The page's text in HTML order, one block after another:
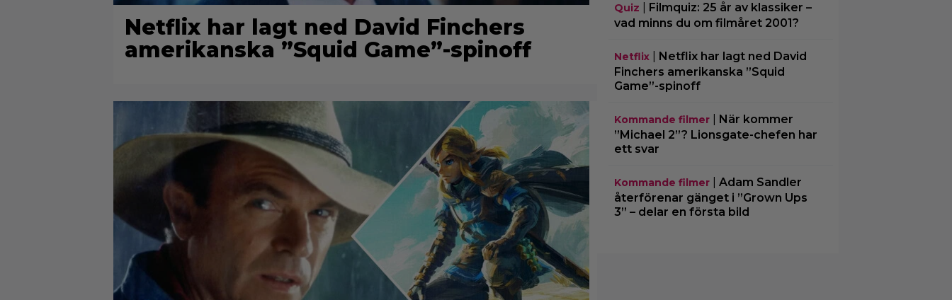
Netflix har lagt ned David Finchers
amerikanska ”Squid Game”-spinoff
Quiz
Filmquiz: 25 år av klassiker –
vad minns du om filmåret 2001?
Netflix| Netflix har lagt ned David
Finchers amerikanska ”Squid
Game”-spinoff
Kommande filmer| När kommer
”Michael 2”? Lionsgate-chefen har
ett svar
Kommande filmer| Adam Sandler
återförenar gänget i ”Grown Ups
3” – delar en första bild